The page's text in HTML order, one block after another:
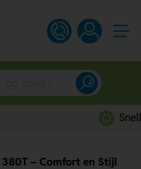
– Comfort en Stijl